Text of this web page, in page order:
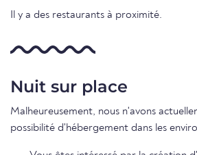
Il y a des restaurants à proximité.
Nuit sur place
Malheureusement, nous n'avons
possibilité d'hébergement dans les